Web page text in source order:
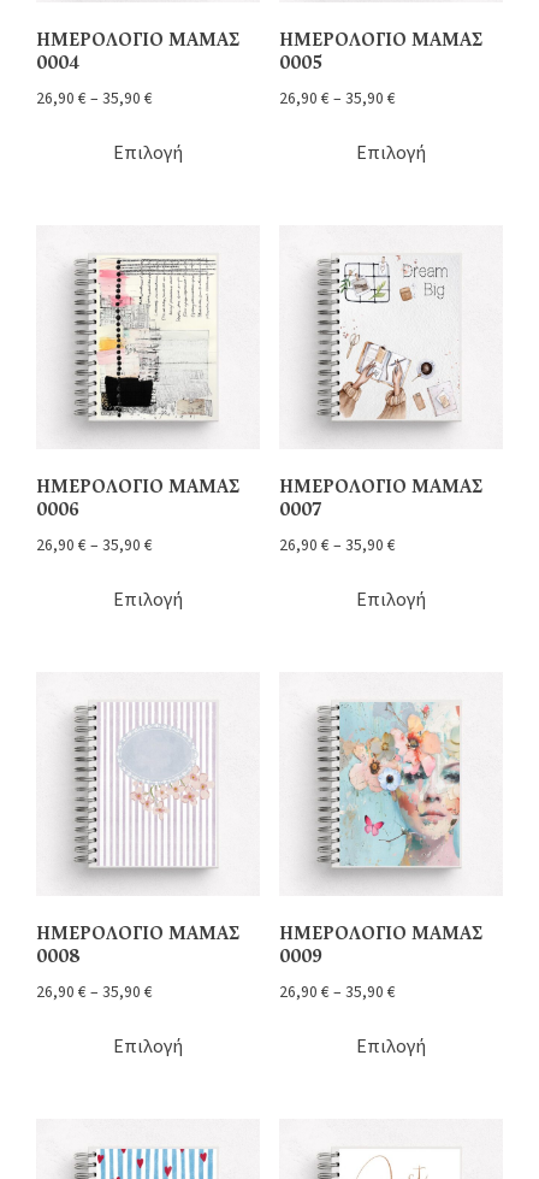
ΗΜΕΡΟΛΟΓΙΟ ΜΑΜΑΣ
0004
26,90 € – 35,90 €
Επιλογή
ΗΜΕΡΟΛΟΓΙΟ ΜΑΜΑΣ
0005
26,90 € – 35,90 €
Επιλογή
ΗΜΕΡΟΛΟΓΙΟ ΜΑΜΑΣ
0006
26,90 € – 35,90 €
Επιλογή
ΗΜΕΡΟΛΟΓΙΟ ΜΑΜΑΣ
0007
26,90 € – 35,90 €
Επιλογή
ΗΜΕΡΟΛΟΓΙΟ ΜΑΜΑΣ
0008
26,90 € – 35,90 €
Επιλογή
ΗΜΕΡΟΛΟΓΙΟ ΜΑΜΑΣ
0009
26,90 € – 35,90 €
Επιλογή